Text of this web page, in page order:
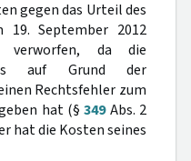
gegen das Urteil des
19. September 2012
verworfen, da die
auf Grund der
Rechtsfehler zum
hat (§349Abs. 2
hat die Kosten seines